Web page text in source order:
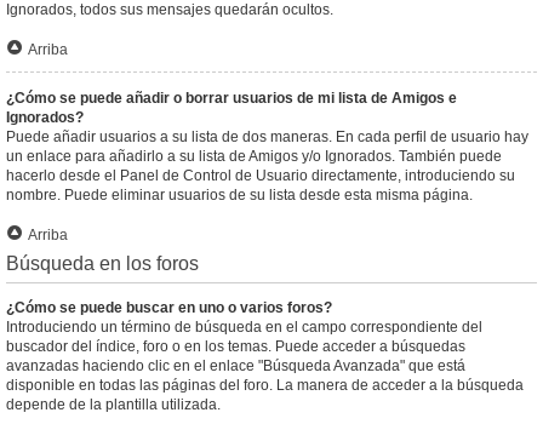
Ignorados, todos sus mensajes quedarán ocultos.
Arriba
¿Cómo se puede añadir o borrar usuarios de mi lista de Amigos e
Ignorados?
Puede añadir usuarios a su lista de dos maneras. En cada perfil de usuario hay
un enlace para añadirlo a su lista de Amigos y/o Ignorados. También puede
hacerlo desde el Panel de Control de Usuario directamente, introduciendo su
nombre. Puede eliminar usuarios de su lista desde esta misma página.
Arriba
Búsqueda en los foros
¿Cómo se puede buscar en uno o varios foros?
Introduciendo un término de búsqueda en el campo correspondiente del
buscador del índice, foro o en los temas. Puede acceder a búsquedas
avanzadas haciendo clic en el enlace "Búsqueda Avanzada" que está
disponible en todas las páginas del foro. La manera de acceder a la búsqueda
depende de la plantilla utilizada.